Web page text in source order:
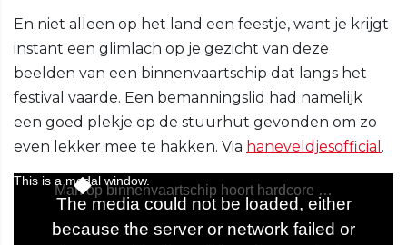
En niet alleen op het land een feestje, want je krijgt
instant een glimlach op je gezicht van deze
beelden van een binnenvaartschip dat langs het
festival vaarde. Een bemanningslid had namelijk
een goed plekje op de stuurhut gevonden om zo
even lekker mee te hakken. Via haneveldjesofficial .